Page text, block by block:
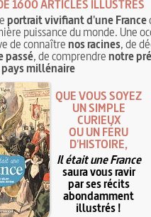
1600 ARTICLES ILLUSTRÉS
portrait vivifiant d'une France
puissance du monde. Une
de connaîtrenos racines, de
passé, de comprendrenotre
millénaire
QUE VOUS SOYEZ
UN SIMPLE
CURIEUX
OU UN FÉRU
D'HISTOIRE,
Il était une France
saura vous ravir
par ses récits
abondamment
illustrés !